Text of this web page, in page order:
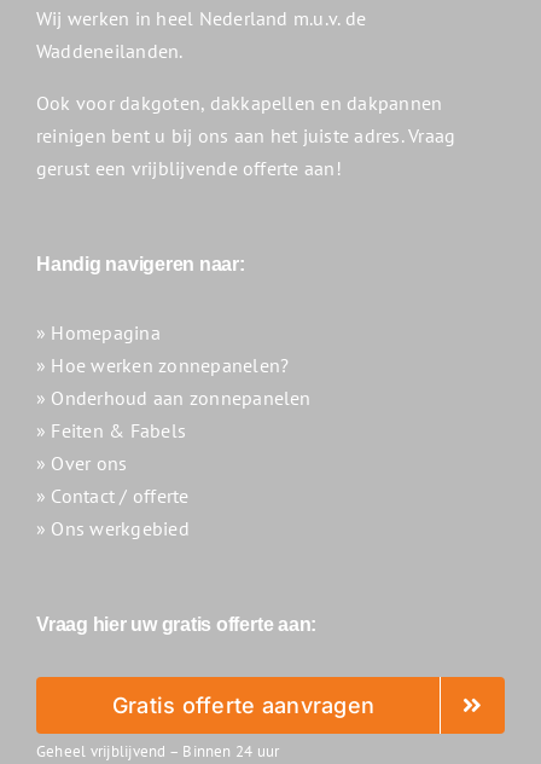
Wij werken in heel Nederland m.u.v. de
Waddeneilanden.
Ook voor dakgoten, dakkapellen en dakpannen
reinigen bent u bij ons aan het juiste adres. Vraag
gerust een vrijblijvende offerte aan!
Handig navigeren naar:
» Homepagina
» Hoe werken zonnepanelen?
» Onderhoud aan zonnepanelen
» Feiten & Fabels
» Over ons
» Contact / offerte
» Ons werkgebied
Vraag hier uw gratis offerte aan:
Gratis offerte aanvragen
Geheel vrijblijvend – Binnen 24 uur